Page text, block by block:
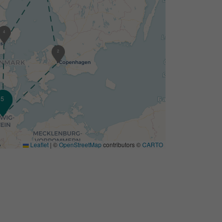
2
4
5
Leaflet | ©OpenStreetMap contributors ©CARTO